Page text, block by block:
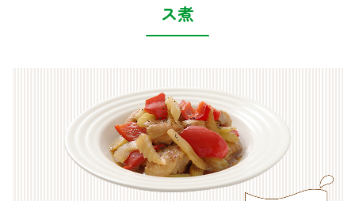
ス煮